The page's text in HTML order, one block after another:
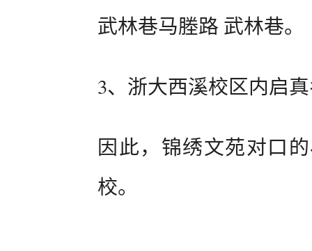
武林巷马塍路 武林巷。
3、浙大西溪校区内启
因此，锦绣文苑对口
校。